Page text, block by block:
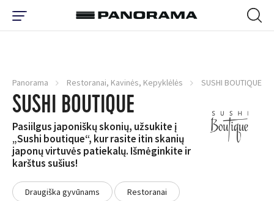
Panorama Restoranai, Kavinės, Kepyklėlės SUSHI BOUTIQUE
SUSHI BOUTIQUE
Pasiilgus japoniškų skonių, užsukite į
„Sushi boutique“, kur rasite itin skanių
japonų virtuvės patiekalų. Išmėginkite ir
karštus sušius!
Draugiška gyvūnams Restoranai